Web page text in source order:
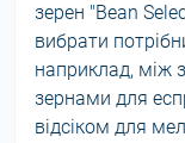
зерен "Bean
вибрати
наприклад, між
зернами для
відсіком для